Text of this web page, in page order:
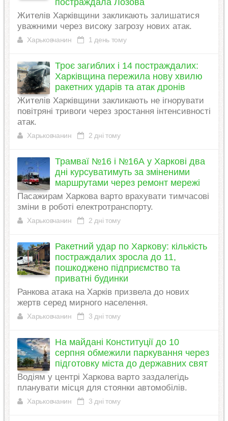
Жителів Харківщини закликають залишатися
уважними через високу загрозу нових атак.
Харьковчанин 1 день тому
Троє загиблих і 14 постраждалих:
Харківщина пережила нову хвилю
ракетних ударів та атак дронів
Жителів Харківщини закликають не ігнорувати
повітряні тривоги через зростання інтенсивності
атак.
Харьковчанин 2 дні тому
Трамваї №16 і №16А у Харкові два
дні курсуватимуть за зміненими
маршрутами через ремонт мережі
Пасажирам Харкова варто врахувати тимчасові
зміни в роботі електротранспорту.
Харьковчанин 2 дні тому
Ракетний удар по Харкову: кількість
постраждалих зросла до 11,
пошкоджено підприємство та
приватні будинки
Ранкова атака на Харків призвела до нових
жертв серед мирного населення.
Харьковчанин 3 дні тому
На майдані Конституції до 10
серпня обмежили паркування через
підготовку міста до державних свят
Водіям у центрі Харкова варто заздалегідь
планувати місця для стоянки автомобілів.
Харьковчанин 3 дні тому